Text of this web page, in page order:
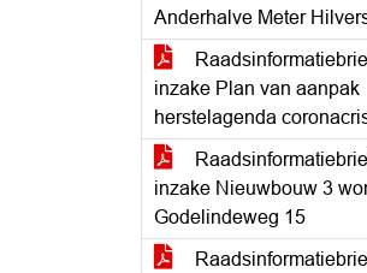
Anderhalve Meter
inzake Plan van aanpak
herstelagenda
inzake Nieuwbouw 3
Godelindeweg 15